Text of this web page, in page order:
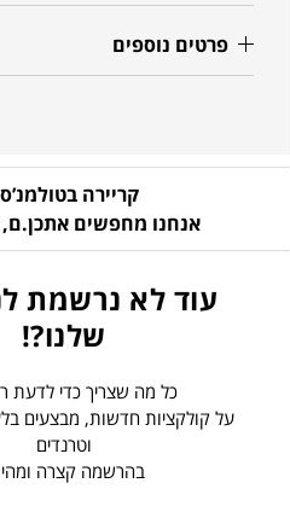
פרטים נוספים
קריירה
אנחנו מחפשים אתכן.ם,
עוד לא נרשמת
שלנו?!
כל מה שצריך כדי לדעת
על קולקציות חדשות, מבצעים
וטרנדים
בהרשמה קצרה